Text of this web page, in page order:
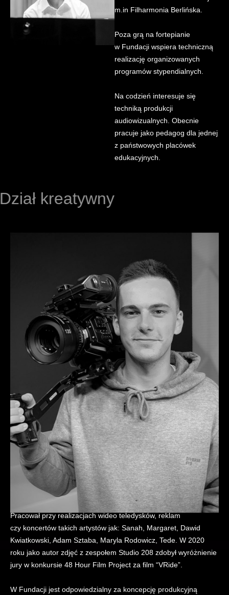
m.in Filharmonia Berlińska.
Poza grą na fortepianie
w Fundacji wspiera techniczną
realizację organizowanych
programów stypendialnych.
Na codzień interesuje się
techniką produkcji
audiowizualnych. Obecnie
pracuje jako pedagog dla jednej
z państwowych placówek
edukacyjnych.
kreatywny
Kamil Grzegorczuk
OPERATOR I TWÓRCA FILMOWY
Pracował przy realizacjach wideo teledysków, reklam
czy koncertów takich artystów jak: Sanah, Margaret, Dawid
Kwiatkowski, Adam Sztaba, Maryla Rodowicz, Tede. W 2020
roku jako autor zdjęć z zespołem Studio 208 zdobył wyróżnienie
jury w konkursie 48 Hour Film Project za film “VRide”.
W Fundacji jest odpowiedzialny za koncepcję produkcyjną